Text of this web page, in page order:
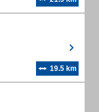
19.5 km